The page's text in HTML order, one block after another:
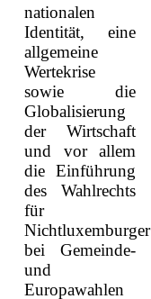
nationalen
Identität, eine
allgemeine
Wertekrise
sowie die
Globalisierung
der Wirtschaft
und vor allem
die Einführung
des Wahlrechts
für
Nichtluxemburger
bei Gemeinde-
und
Europawahlen